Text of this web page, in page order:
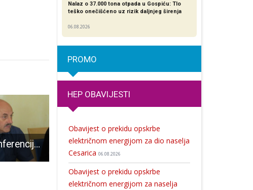
VIDEO: konferencija za novinare gradonačelnika Karla Starčevića povodom prve godine mandata Malonogometaši Lika športa, i kadeti i seniori, tijekom vikenda su u punom pogonu
Nalaz o 37.000 tona otpada u Gospiću: Tlo
teško onečišćeno uz rizik daljnjeg širenja
06.08.2026
PROMO
HEP OBAVIJESTI
Obavijest o prekidu opskrbe
električnom energijom za dio naselja
Cesarica 06.08.2026
Obavijest o prekidu opskrbe
električnom energijom za naselja